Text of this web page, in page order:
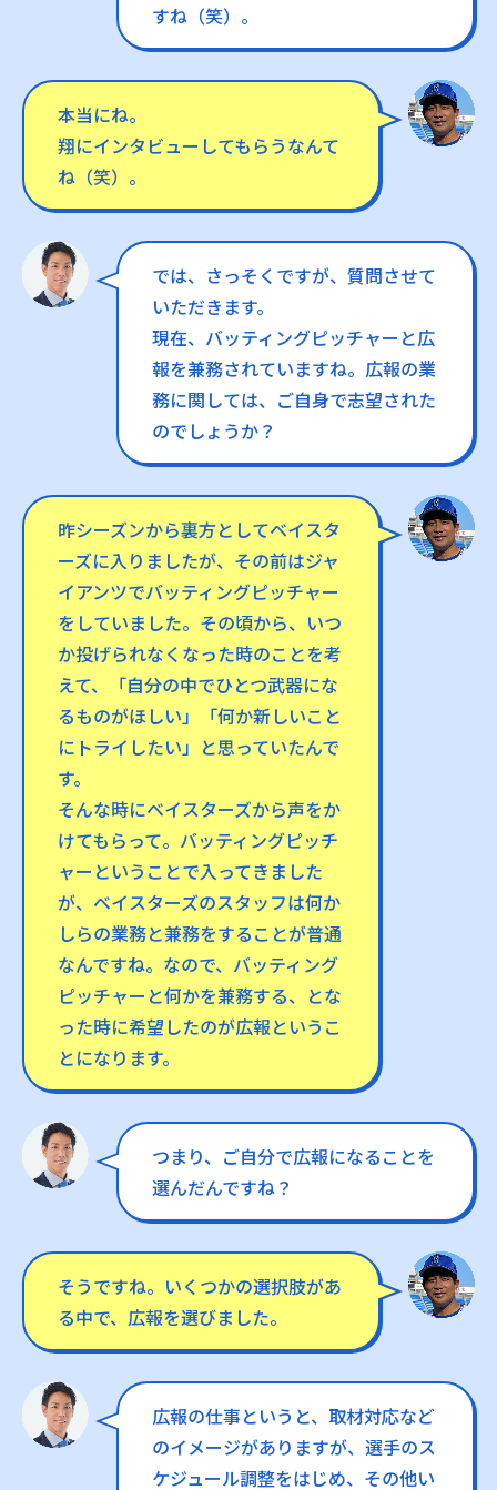
すね（笑）。
本当にね。
翔にインタビューしてもらうなんて
ね（笑）。
では、さっそくですが、質問させて
いただきます。
現在、バッティングピッチャーと広
報を兼務されていますね。広報の業
務に関しては、ご自身で志望された
のでしょうか？
昨シーズンから裏方としてベイスタ
ーズに入りましたが、その前はジャ
イアンツでバッティングピッチャー
をしていました。その頃から、いつ
か投げられなくなった時のことを考
えて、「自分の中でひとつ武器にな
るものがほしい」「何か新しいこと
にトライしたい」と思っていたんで
す。
そんな時にベイスターズから声をか
けてもらって。バッティングピッチ
ャーということで入ってきました
が、ベイスターズのスタッフは何か
しらの業務と兼務をすることが普通
なんですね。なので、バッティング
ピッチャーと何かを兼務する、とな
った時に希望したのが広報というこ
とになります。
つまり、ご自分で広報になることを
選んだんですね？
そうですね。いくつかの選択肢があ
る中で、広報を選びました。
広報の仕事というと、取材対応など
のイメージがありますが、選手のス
ケジュール調整をはじめ、その他い